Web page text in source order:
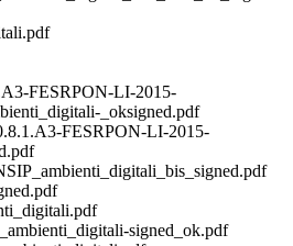
FESRPON-LI-2015-
_oksigned.pdf
FESRPON-LI-2015-
signed_ok.pdf